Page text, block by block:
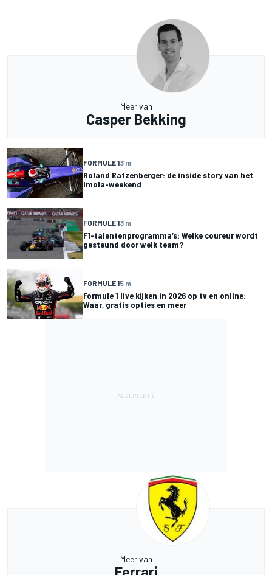
Meer van
Casper Bekking
FORMULE 13 m
Roland Ratzenberger: de inside story van het
Imola-weekend
FORMULE 13 m
F1-talentenprogramma’s: Welke coureur wordt
gesteund door welk team?
FORMULE 15 m
Formule 1 live kijken in 2026 op tv en online:
Waar, gratis opties en meer
Meer van